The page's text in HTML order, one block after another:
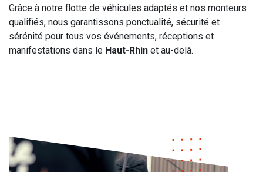
Grâce à notre flotte de véhicules adaptés et nos monteurs
qualifiés, nous garantissons ponctualité, sécurité et
sérénité pour tous vos événements, réceptions et
manifestations dans le Haut-Rhin et au-delà.